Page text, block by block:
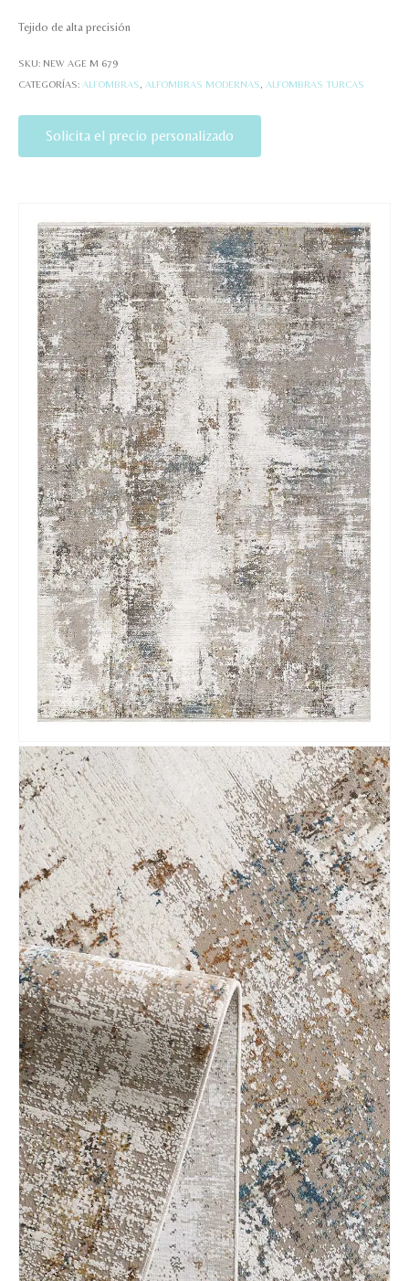
Tejido de alta precisión
SKU: NEW AGE M 679
CATEGORÍAS: ALFOMBRAS ALFOMBRAS MODERNAS ALFOMBRAS TURCAS
Solicita el precio personalizado